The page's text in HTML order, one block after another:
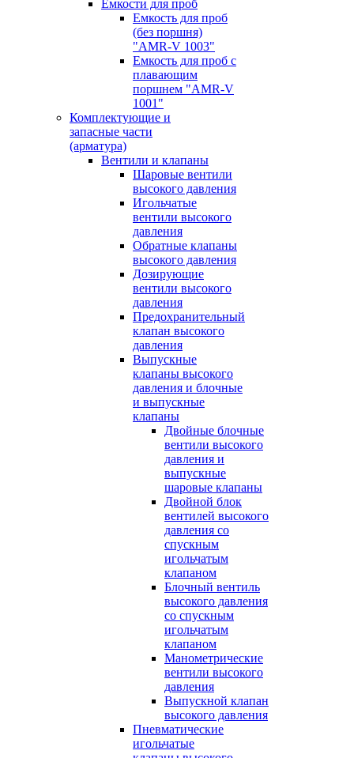
Емкости для проб
Емкость для проб
(без поршня)
"AMR-V 1003"
Емкость для проб с
плавающим
поршнем "AMR-V
1001"
Комплектующие и
запасные части
(арматура)
Вентили и клапаны
Шаровые вентили
высокого давления
Игольчатые
вентили высокого
давления
Обратные клапаны
высокого давления
Дозирующие
вентили высокого
давления
Предохранительный
клапан высокого
давления
Выпускные
клапаны высокого
давления и блочные
и выпускные
клапаны
Двойные блочные
вентили высокого
давления и
выпускные
шаровые клапаны
Двойной блок
вентилей высокого
давления со
спускным
игольчатым
клапаном
Блочный вентиль
высокого давления
со спускным
игольчатым
клапаном
Манометрические
вентили высокого
давления
Выпускной клапан
высокого давления
Пневматические
игольчатые